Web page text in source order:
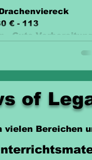
€ - 113
- Gute Vorbereitung
of
vielen Bereichen